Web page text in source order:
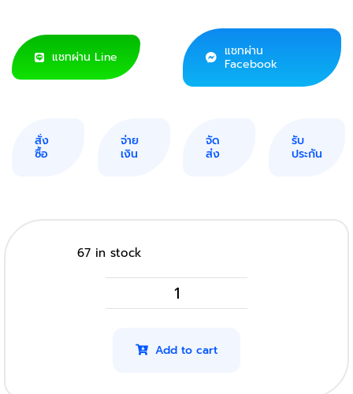
แชทผ่าน Line
แชทผ่าน
Facebook
สั่ง
ซื้อ
จ่าย
เงิน
จัด
ส่ง
รับ
ประกัน
67 in stock
HP
รุ่น
Add to cart